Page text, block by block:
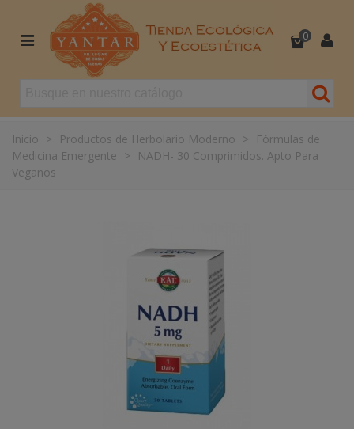
0
Inicio > Productos de Herbolario Moderno >
Fórmulas de
Medicina Emergente >
NADH- 30 Comprimidos. Apto Para
Veganos